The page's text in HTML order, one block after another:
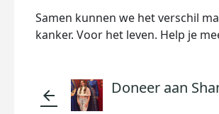
Samen kunnen we het verschil
kanker. Voor het leven. Help je
arrow_back Doneer aan